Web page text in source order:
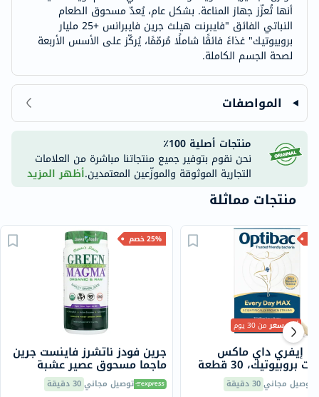
أنها تُعزّز جهاز المناعة. بشكل عام، يُعدّ مسحوق الطعام
النباتي الفائق "فايبرنت هيلث جرين فايبرانس +25 مليار
بروبيوتيك" غذاءً فائقًا شاملًا مُرمّمًا، يُركّز على الأسس الأربعة
لصحة الجسم الكاملة.
المواصفات
منتجات أصلية 100٪
نحن نقوم بتوفير جميع منتجاتنا مباشرة من العلامات
التجارية الموثوقة والموزّعين المعتمدين.أظهر المزيد
منتجات مماثلة
25% خصم
جرين فودز ناتشرز فاينست جرين
ماجما مسحوق عصير عشبة
الشعير الخام العضوي ، 150 جرام
توصيل مجاني 30 دقيقة
أقل سعرمن 30 يوم
إيفري داي ماكس
30 قطعة
توصيل مجاني30 دقيقة